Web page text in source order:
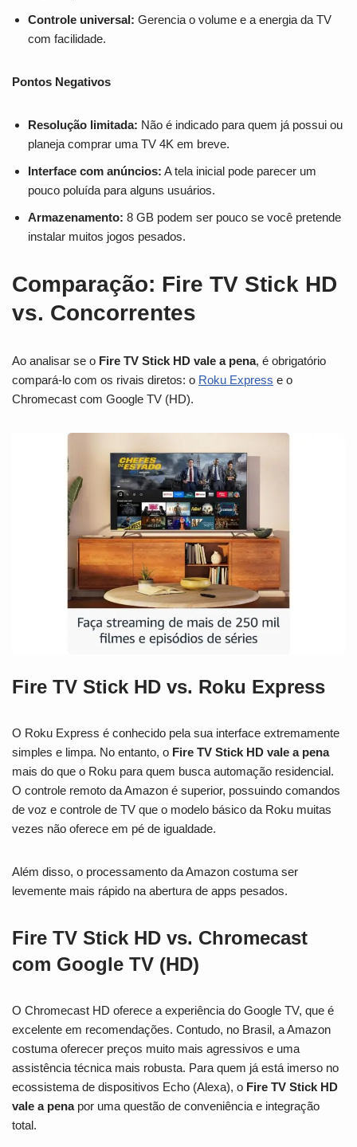
Controle universal: Gerencia o volume e a energia da TV
com facilidade.
Pontos Negativos
Resolução limitada: Não é indicado para quem já possui ou
planeja comprar uma TV 4K em breve.
Interface com anúncios: A tela inicial pode parecer um
pouco poluída para alguns usuários.
Armazenamento: 8 GB podem ser pouco se você pretende
instalar muitos jogos pesados.
Comparação: Fire TV Stick HD
vs. Concorrentes
Ao analisar se o Fire TV Stick HD vale a pena, é obrigatório
compará-lo com os rivais diretos: o Roku Express e o
Chromecast com Google TV (HD).
Fire TV Stick HD vs. Roku Express
O Roku Express é conhecido pela sua interface extremamente
simples e limpa. No entanto, o Fire TV Stick HD vale a pena
mais do que o Roku para quem busca automação residencial.
O controle remoto da Amazon é superior, possuindo comandos
de voz e controle de TV que o modelo básico da Roku muitas
vezes não oferece em pé de igualdade.
Além disso, o processamento da Amazon costuma ser
levemente mais rápido na abertura de apps pesados.
Fire TV Stick HD vs. Chromecast
com Google TV (HD)
O Chromecast HD oferece a experiência do Google TV, que é
excelente em recomendações. Contudo, no Brasil, a Amazon
costuma oferecer preços muito mais agressivos e uma
assistência técnica mais robusta. Para quem já está imerso no
ecossistema de dispositivos Echo (Alexa), o Fire TV Stick HD
vale a penapor uma questão de conveniência e integração
total.